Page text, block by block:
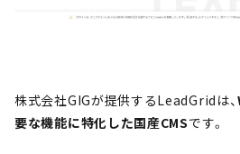
株式会社GIGが提供するLeadGridは、
要な機能に特化した国産CMSです。